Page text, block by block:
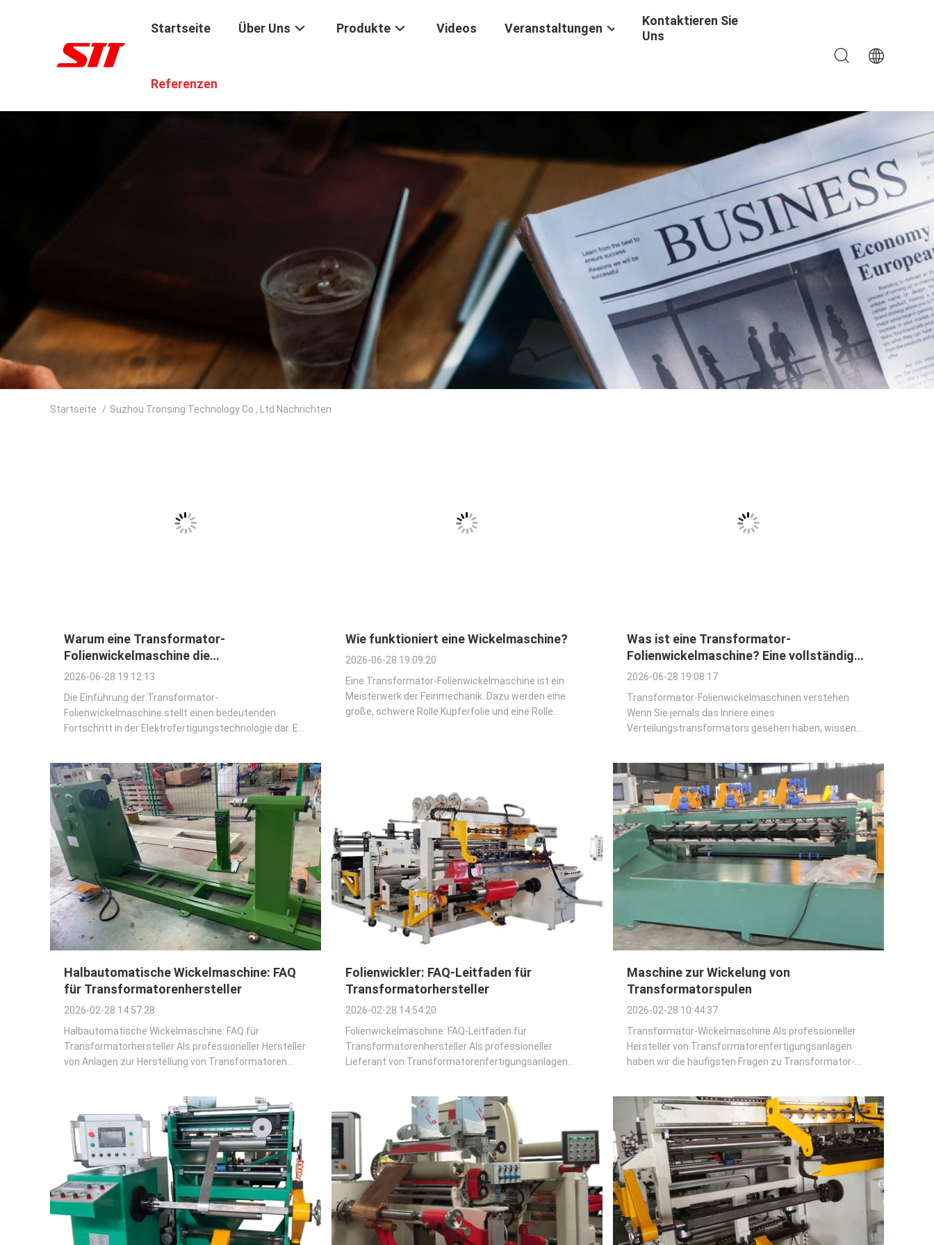
Startseite Über Uns Produkte Videos Veranstaltungen
Kontaktieren Sie
Uns
Referenzen
Startseite / Suzhou Tronsing Technology Co., Ltd Nachrichten
Warum eine Transformator-
Folienwickelmaschine die
Transformatorenfertigung revolutioniert
2026-06-28 19:12:13
Die Einführung der Transformator-
Folienwickelmaschine stellt einen bedeutenden
Fortschritt in der Elektrofertigungstechnologie dar. Es
Leistung, Zuverlässigkeit und Herstellbarkeit des
Transformators ...
Wie funktioniert eine Wickelmaschine?
2026-06-28 19:09:20
Eine Transformator-Folienwickelmaschine ist ein
Meisterwerk der Feinmechanik. Dazu werden eine
große, schwere Rolle Kupferfolie und eine Rolle
Was ist eine Transformator-
Folienwickelmaschine? Eine vollständige
Einführung
2026-06-28 19:08:17
Transformator-Folienwickelmaschinen verstehen
Wenn Sie jemals das Innere eines
Verteilungstransformators gesehen haben, wissen
indem runder Kupferdraht um einen Kern gewickelt
wurde. Wenn Sie sich ...
Halbautomatische Wickelmaschine: FAQ
für Transformatorenhersteller
2026-02-28 14:57:28
Halbautomatische Wickelmaschine: FAQ für
Transformatorhersteller Als professioneller Hersteller
von Anlagen zur Herstellung von Transformatoren
praktischen Anlagen für die Produktion von
Transformatorspulen.Es ist ...
Folienwickler: FAQ-Leitfaden für
Transformatorhersteller
2026-02-28 14:54:20
Folienwickelmaschine: FAQ-Leitfaden für
Transformatorenhersteller Als professioneller
Lieferant von Transformatorenfertigungsanlagen
hochwertige Transformatorenwicklungen –, um Ihnen
zu helfen, ihren Wert und ihre ...
Maschine zur Wickelung von
Transformatorspulen
2026-02-28 10:44:37
Transformator-Wickelmaschine Als professioneller
Hersteller von Transformatorenfertigungsanlagen
haben wir die häufigsten Fragen zu Transformator-
verstehen. Dieser Leitfaden soll Ihre Zweifel ausr...